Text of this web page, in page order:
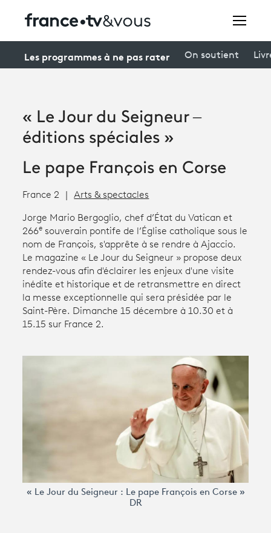
Avantages fidélité
Creators
Participer et assister à une émission
Productions et innovation
Programme tv
Les programmes à ne pas rater On soutient
« Le Jour du Seigneur –
éditions spéciales »
Le pape François en Corse
France 2 Arts & spectacles
Jorge Mario Bergoglio, chef d’État du Vatican et
266e souverain pontife de l’Église catholique sous le
nom de François, s'apprête à se rendre à Ajaccio.
Le magazine « Le Jour du Seigneur » propose deux
rendez-vous afin d'éclairer les enjeux d'une visite
inédite et historique et de retransmettre en direct
la messe exceptionnelle qui sera présidée par le
Saint-Père. Dimanche 15 décembre à 10.30 et à
15.15 sur France 2.
« Le Jour du Seigneur : Le pape François en Corse »
DR